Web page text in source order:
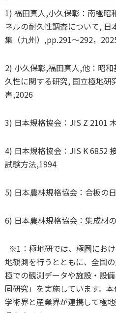
1) 福田真人,小久保彰：南極昭
ネルの耐久性調査について,
集（九州）,pp.291～292，
2) 小久保彰,福田真人,他：昭
久性に関する研究, 国立極地研
書,2026
3) 日本規格協会：JIS Z 2101
4) 日本規格協会：JIS K 6852
試験方法,1994
5) 日本農林規格協会：合板の
6) 日本農林規格協会：集成材
※1：極地研では、極圏にお
地観測を行うとともに、全国
極での観測データや施設・設
同研究」を実施しています。
学術界と産業界が連携して極